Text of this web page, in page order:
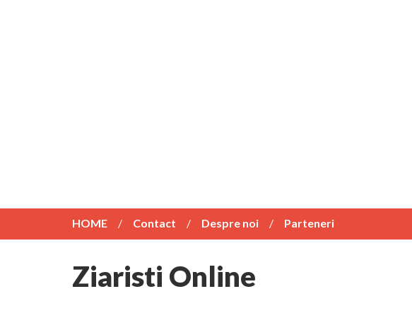
HOME Contact Despre noi Parteneri
Ziaristi Online